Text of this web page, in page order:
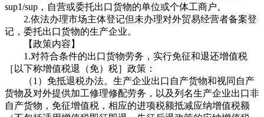
sup1/sup，自营或委托出口货物的单位或个体工商户。
2.依法办理市场主体登记但未办理对外贸易经营者备案登
记，委托出口货物的生产企业。
【政策内容】
1.对符合条件的出口货物劳务，实行免征和退还增值税
［以下称增值税退（免）税］政策：
（1）免抵退税办法。生产企业出口自产货物和视同自产
货物及对外提供加工修理修配劳务，以及列名生产企业出口非
自产货物，免征增值税，相应的进项税额抵减应纳增值税额